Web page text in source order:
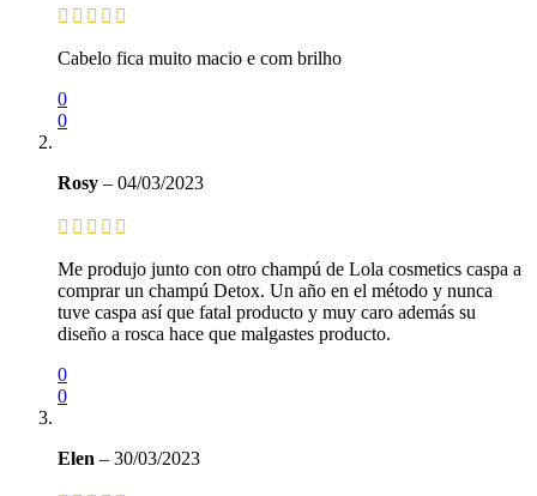
Cabelo fica muito macio e com brilho
0
0
Rosy – 04/03/2023
Me produjo junto con otro champú de Lola cosmetics caspa a
comprar un champú Detox. Un año en el método y nunca
tuve caspa así que fatal producto y muy caro además su
diseño a rosca hace que malgastes producto.
0
0
Elen – 30/03/2023